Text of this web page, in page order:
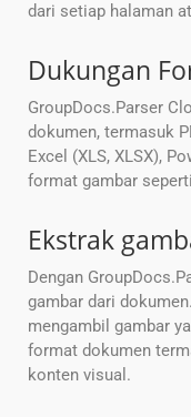
dari setiap halaman
Dukungan
GroupDocs.Parser
dokumen, termasuk
Excel (XLS, XLSX),
format gambar seperti
Ekstrak
Dengan
gambar dari
mengambil gambar
format dokumen
konten visual.